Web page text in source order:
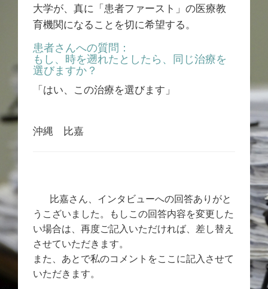
大学が、真に「患者ファースト」の医療教
育機関になることを切に希望する。
患者さんへの質問：
もし、時を遡れたとしたら、同じ治療を
選びますか？
「はい、この治療を選びます」
沖縄 比嘉
比嘉さん、インタビューへの回答ありがと
うこざいました。もしこの回答内容を変更した
い場合は、再度ご記入いただければ、差し替え
させていただきます。
また、あとで私のコメントをここに記入させて
いただきます。